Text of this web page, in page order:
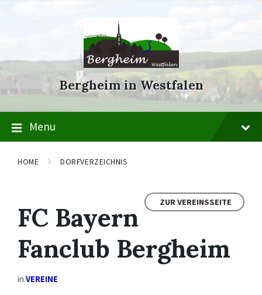
Skip
Skip
Skip
Bergheim in Westfalen
Menu
HOME DORFVERZEICHNIS
ZUR VEREINSSEITE
FC Bayern
Fanclub Bergheim
in VEREINE